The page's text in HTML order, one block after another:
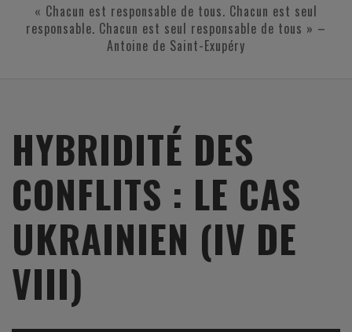
« Chacun est responsable de tous. Chacun est seul
responsable. Chacun est seul responsable de tous » –
Antoine de Saint-Exupéry
HYBRIDITÉ DES
CONFLITS : LE CAS
UKRAINIEN (IV DE
VIII)